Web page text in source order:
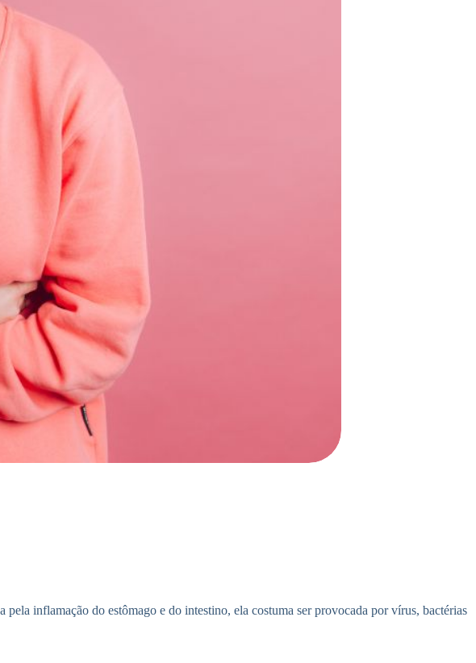
inflamação do estômago e do intestino, ela costuma ser provocada por vírus, bactérias